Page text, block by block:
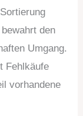
den
Umgang.
Fehlkäufe
vorhandene